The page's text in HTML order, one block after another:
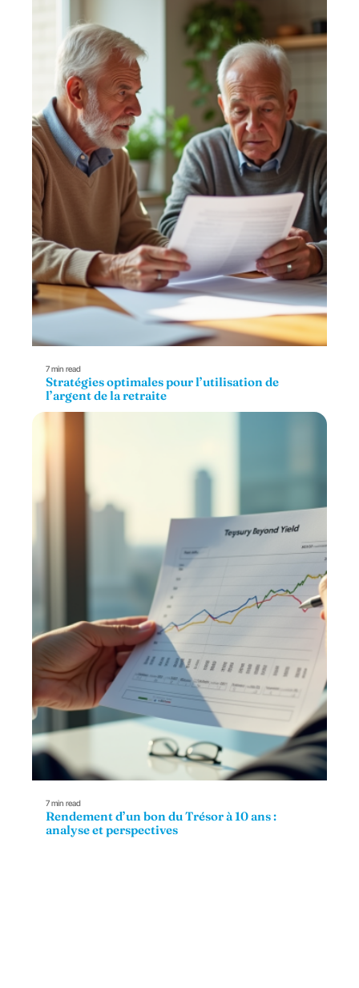
7 min read
Stratégies optimales pour l’utilisation de
l’argent de la retraite
7 min read
Rendement d’un bon du Trésor à 10 ans :
analyse et perspectives